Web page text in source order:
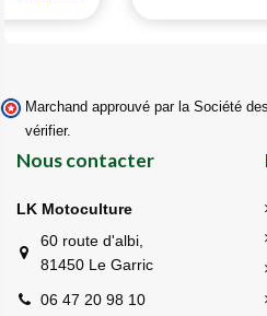
Marchand approuvé par la Société
vérifier.
Nous contacter
LK Motoculture
60 route d'albi,
81450 Le Garric
06 47 20 98 10